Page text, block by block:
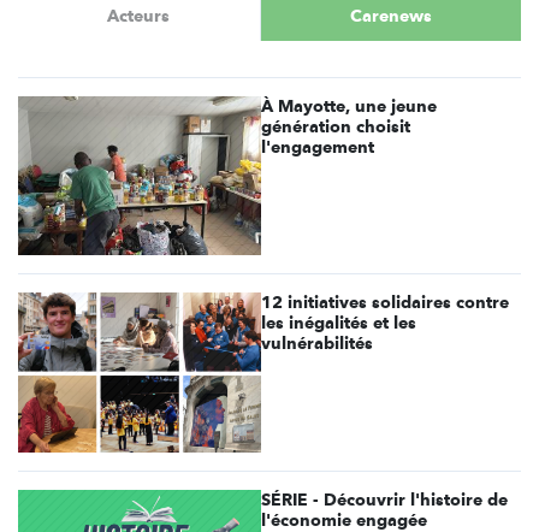
Acteurs Carenews
À Mayotte, une jeune
génération choisit
l'engagement
12 initiatives solidaires contre
les inégalités et les
vulnérabilités
SÉRIE - Découvrir l'histoire de
l'économie engagée